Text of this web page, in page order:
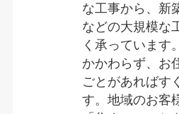
な工事から、新
などの大規模な
く承っています
かかわらず、お
ごとがあればす
す。地域のお客